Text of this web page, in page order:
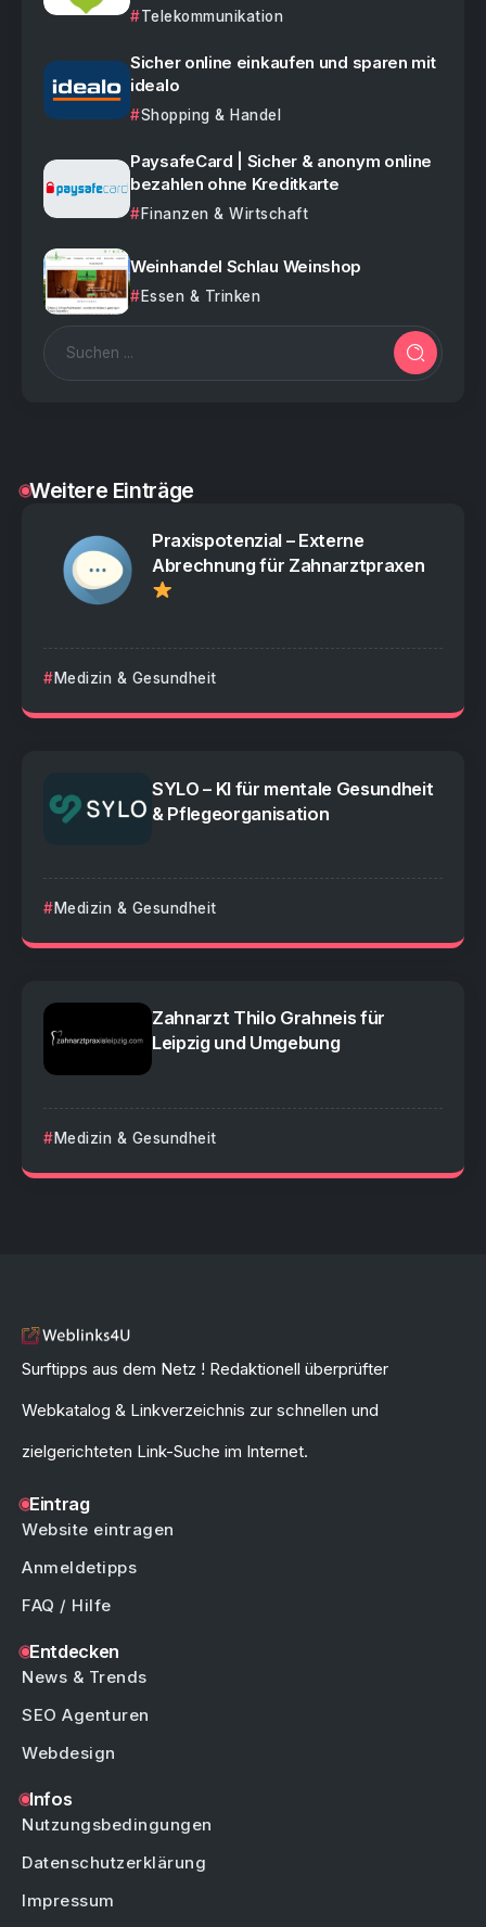
Telekommunikation
Sicher online einkaufen und sparen mit
idealo
Shopping & Handel
PaysafeCard | Sicher & anonym online
bezahlen ohne Kreditkarte
Finanzen & Wirtschaft
Weinhandel Schlau Weinshop
Essen & Trinken
Weitere Einträge
Praxispotenzial – Externe
Abrechnung für Zahnarztpraxen
Medizin & Gesundheit
SYLO – KI für mentale Gesundheit
& Pflegeorganisation
Medizin & Gesundheit
Zahnarzt Thilo Grahneis für
Leipzig und Umgebung
Medizin & Gesundheit
Surftipps aus dem Netz ! Redaktionell überprüfter
Webkatalog & Linkverzeichnis zur schnellen und
zielgerichteten Link-Suche im Internet.
Eintrag
Website eintragen
Anmeldetipps
FAQ / Hilfe
Entdecken
News & Trends
SEO Agenturen
Webdesign
Infos
Nutzungsbedingungen
Datenschutzerklärung
Impressum